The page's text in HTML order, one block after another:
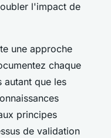
l'impact de
une approche
chaque
autant que les
principes
de validation